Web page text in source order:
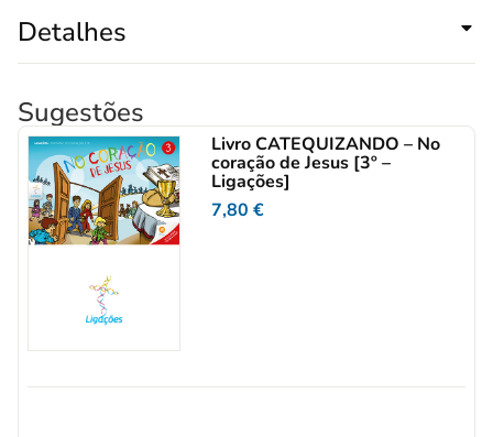
Detalhes
Sugestões
Livro CATEQUIZANDO – No
coração de Jesus [3º –
Ligações]
7,80€